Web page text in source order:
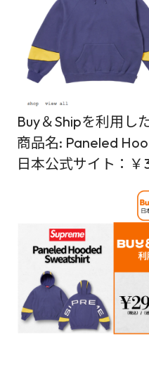
Buy＆Shipを利用し
商品名: Paneled
日本公式サイト：